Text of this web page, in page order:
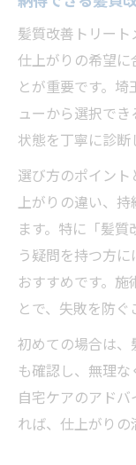
髪質改善トリー
仕上がりの希望に
とが重要です。
ューから選択で
状態を丁寧に診断
選び方のポイン
上がりの違い、
ます。特に「髪
う疑問を持つ方
おすすめです。
とで、失敗を防ぐ
初めての場合は
も確認し、無理な
自宅ケアのアド
れば、仕上がりの